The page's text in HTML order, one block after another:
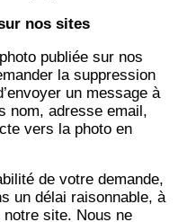
nos sites
publiée sur nos
la suppression
un message à
nom, adresse email,
vers la photo en
de votre demande,
un délai raisonnable, à
notre site. Nous ne